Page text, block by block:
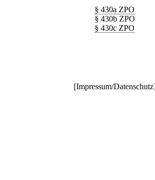
§ 430a ZPO
§ 430b ZPO
§ 430c ZPO
[Impressum/Datenschutz